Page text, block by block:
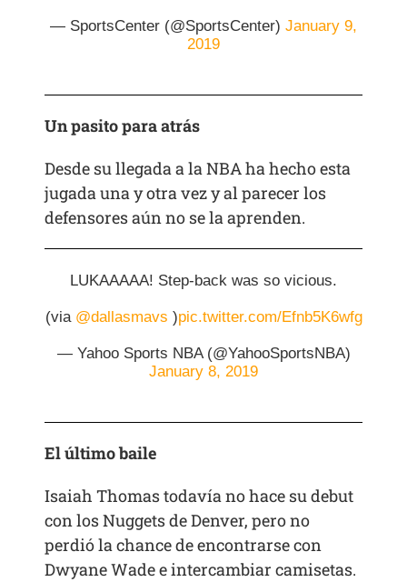
— SportsCenter (@SportsCenter) January 9,
2019
Un pasito para atrás
Desde su llegada a la NBA ha hecho esta
jugada una y otra vez y al parecer los
defensores aún no se la aprenden.
LUKAAAAA! Step-back was so vicious.
(via @dallasmavs )pic.twitter.com/Efnb5K6wfg
— Yahoo Sports NBA (@YahooSportsNBA)
January 8, 2019
El último baile
Isaiah Thomas todavía no hace su debut
con los Nuggets de Denver, pero no
perdió la chance de encontrarse con
Dwyane Wade e intercambiar camisetas.